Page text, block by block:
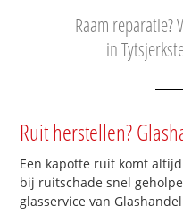
Raam
in
Ruit herstellen?
Een kapotte ruit komt
bij ruitschade snel
glasservice van